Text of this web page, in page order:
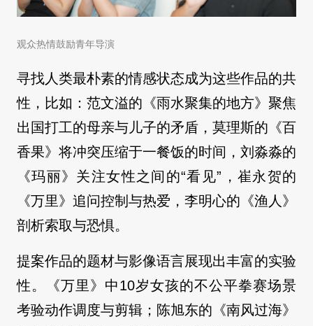
观众热情鼓励青年导演
寻找人类最朴素的情感状态成为这些作品的共
性，比如：范文溢的《雨水聚集的地方》聚焦
出国打工的母亲与儿子的矛盾，莫理斯的《百
香果》将冲突压缩于一餐饭的时间，刘淼淼的
《玛丽》关注女性之间的“看见”，崔永贺的
《万里》追问控制与热爱，李明心的《渔人》
剖析索取与恐惧。
提案作品的题材与影像语言展现出丰富的实验
性。《万里》中10岁女孩的不公平拳赛场景
考验动作调度与剪辑；陈旭东的《南风过海》